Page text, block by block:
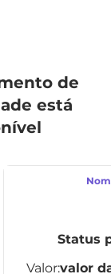
de
está
Status
valor
Valor: